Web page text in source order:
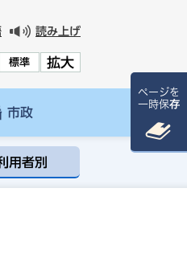
読み上げ
標準 拡大
市政
用者別
ページを
一時保存